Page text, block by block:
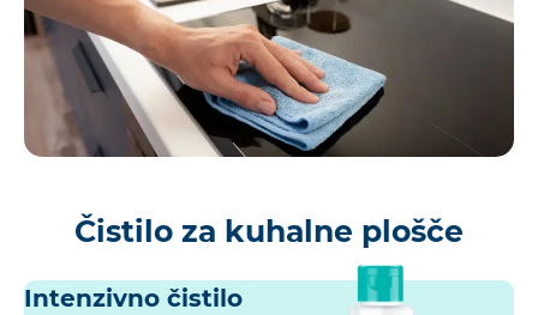
Čistilo za kuhalne plošče
Intenzivno čistilo